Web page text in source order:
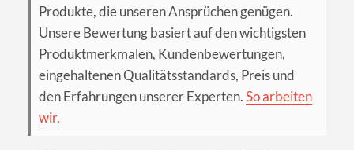
Produkte, die unseren Ansprüchen genügen.
Unsere Bewertung basiert auf den wichtigsten
Produktmerkmalen, Kundenbewertungen,
eingehaltenen Qualitätsstandards, Preis und
den Erfahrungen unserer Experten.So arbeiten
wir.